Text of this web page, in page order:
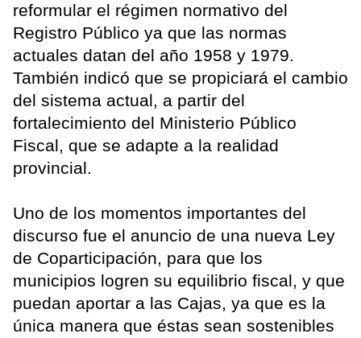
reformular el régimen normativo del
Registro Público ya que las normas
actuales datan del año 1958 y 1979.
También indicó que se propiciará el cambio
del sistema actual, a partir del
fortalecimiento del Ministerio Público
Fiscal, que se adapte a la realidad
provincial.
Uno de los momentos importantes del
discurso fue el anuncio de una nueva Ley
de Coparticipación, para que los
municipios logren su equilibrio fiscal, y que
puedan aportar a las Cajas, ya que es la
única manera que éstas sean sostenibles